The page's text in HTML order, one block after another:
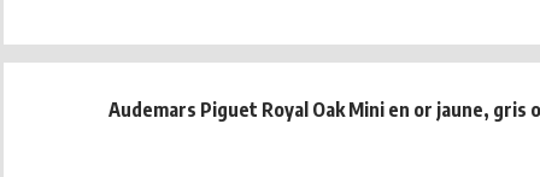
Audemars Piguet Royal Oak Mini en or jaune, gris